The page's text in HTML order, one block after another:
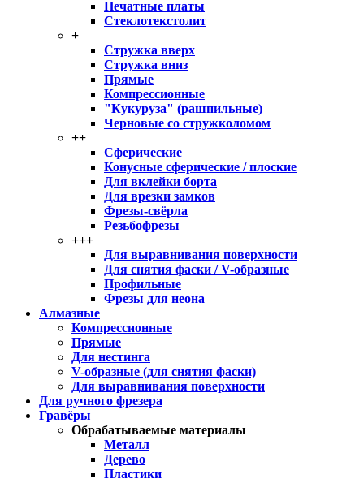
Печатные платы
Стеклотекстолит
+
Стружка вверх
Стружка вниз
Прямые
Компрессионные
"Кукуруза" (рашпильные)
Черновые со стружколомом
++
Сферические
Конусные сферические / плоские
Для вклейки борта
Для врезки замков
Фрезы-свёрла
Резьбофрезы
+++
Для выравнивания поверхности
Для снятия фаски / V-образные
Профильные
Фрезы для неона
Алмазные
Компрессионные
Прямые
Для нестинга
V-образные (для снятия фаски)
Для выравнивания поверхности
Для ручного фрезера
Гравёры
Обрабатываемые материалы
Металл
Дерево
Пластики